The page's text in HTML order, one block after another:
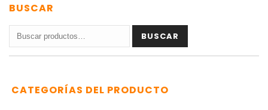
BUSCAR
Buscar
por:
BUSCAR
CATEGORÍAS DEL PRODUCTO